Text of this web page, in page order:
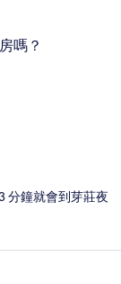
嗎？
分鐘就會到芽莊夜